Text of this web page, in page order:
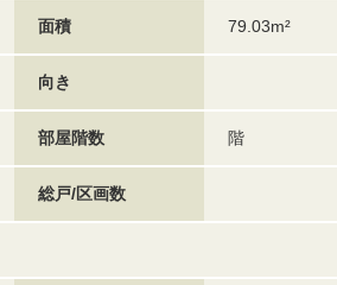
面積 79.03m²
向き
部屋階数 階
総戸/区画数